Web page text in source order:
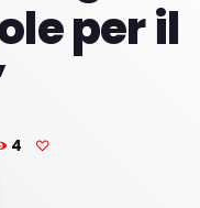
per il
4